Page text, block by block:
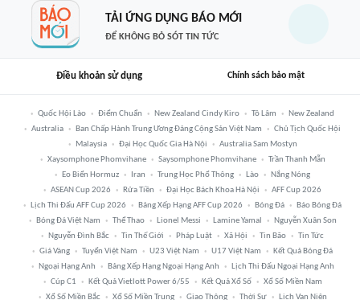
TẢI ỨNG DỤNG BÁO MỚI
ĐỂ KHÔNG BỎ SÓT TIN TỨC
Điều khoản sử dụng Chính sách bảo mật
Quốc Hội Lào Điểm Chuẩn New Zealand Cindy Kiro Tô Lâm
New Zealand
Australia
Ban Chấp Hành Trung Ương Đảng Cộng Sản Việt Nam
Chủ Tịch Quốc Hội
Malaysia
Đại Học Quốc Gia Hà Nội
Australia Sam Mostyn
Xaysomphone Phomvihane
Saysomphone Phomvihane
Trần Thanh Mẫn
Eo Biển Hormuz
Iran Trung Học Phổ Thông Lào
Nắng Nóng
ASEAN Cup 2026
Rửa Tiền Đại Học Bách Khoa Hà Nội
AFF Cup 2026
Lịch Thi Đấu AFF Cup 2026
Bảng Xếp Hạng AFF Cup 2026 Bóng Đá
Báo Bóng Đá
Bóng Đá Việt Nam
Thể Thao Lionel Messi Lamine Yamal
Nguyễn Xuân Son
Nguyễn Đình Bắc
Tin Thế Giới Pháp Luật Xã Hội Tin Bão
Tin Tức
Giá Vàng
Tuyển Việt Nam U23 Việt Nam U17 Việt Nam
Kết Quả Bóng Đá
Ngoại Hạng Anh
Bảng Xếp Hạng Ngoại Hạng Anh
Lịch Thi Đấu Ngoại Hạng Anh
Cúp C1
Kết Quả Vietlott Power 6/55 Kết Quả Xổ Số
Xổ Số Miền Nam
Xổ Số Miền Bắc
Xổ Số Miền Trung Giao Thông Thời Sự Lịch Vạn Niên